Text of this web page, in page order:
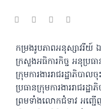
កម្រងរូបភាពអនុស្សាវរីយ៍
ក្រសួងអធិការកិច្ច អនុប្រធា
ក្រុមការងាររាជរដ្ឋាភិបា
ប្រធានក្រុមការងាររាជរដ្
ព្រមទាំងលោកជំទាវ អញ្ជើ